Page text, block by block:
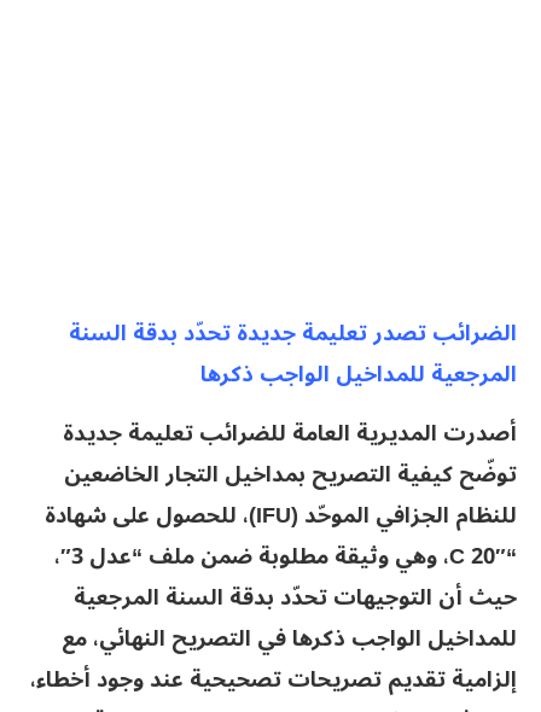
الضرائب تصدر تعليمة جديدة تحدّد بدقة السنة
المرجعية للمداخيل الواجب ذكرها
أصدرت المديرية العامة للضرائب تعليمة جديدة
توضّح كيفية التصريح بمداخيل التجار الخاضعين
للنظام الجزافي الموحّد (IFU)، للحصول على شهادة
“C 20″، وهي وثيقة مطلوبة ضمن ملف “عدل 3″،
حيث أن التوجيهات تحدّد بدقة السنة المرجعية
للمداخيل الواجب ذكرها في التصريح النهائي، مع
إلزامية تقديم تصريحات تصحيحية عند وجود أخطاء،